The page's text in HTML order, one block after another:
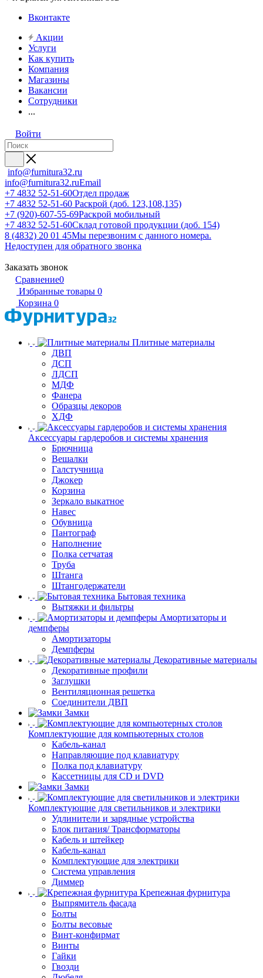
Вконтакте
Акции
Услуги
Как купить
Компания
Магазины
Вакансии
Сотрудники
...
Войти
info@furnitura32.ru
info@furnitura32.ruEmail
+7 4832 52-51-60Отдел продаж
+7 4832 52-51-60 Раскрой (доб. 123,108,135)
+7 (920)-607-55-69Раскрой мобильный
+7 4832 52-51-60Склад готовой продукции (доб. 154)
8 (4832) 20 01 45Мы перезвоним с данного номера.
Недоступен для обратного звонка
Заказать звонок
Сравнение0
Избранные товары 0
Корзина 0
Плитные материалы
ДВП
ДСП
ЛДСП
МДФ
Фанера
Образцы декоров
ХДФ
Аксессуары гардеробов и системы хранения
Брючница
Вешалки
Галстучница
Джокер
Корзина
Зеркало выкатное
Навес
Обувница
Пантограф
Наполнение
Полка сетчатая
Труба
Штанга
Штангодержатели
Бытовая техника
Вытяжки и фильтры
Амортизаторы и
демпферы
Амортизаторы
Демпферы
Декоративные материалы
Декоративные профили
Заглушки
Вентиляционная решетка
Соединители ДВП
Замки
Комплектующие для компьютерных столов
Кабель-канал
Направляющие под клавиатуру
Полка под клавиатуру
Кассетницы для CD и DVD
Замки
Комплектующие для светильников и электрики
Удлинители и зарядные устройства
Блок питания/ Трансформаторы
Кабель и штейкер
Кабель-канал
Комплектующие для электрики
Система управления
Диммер
Крепежная фурнитура
Выпрямитель фасада
Болты
Болты весовые
Винт-конфирмат
Винты
Гайки
Гвозди